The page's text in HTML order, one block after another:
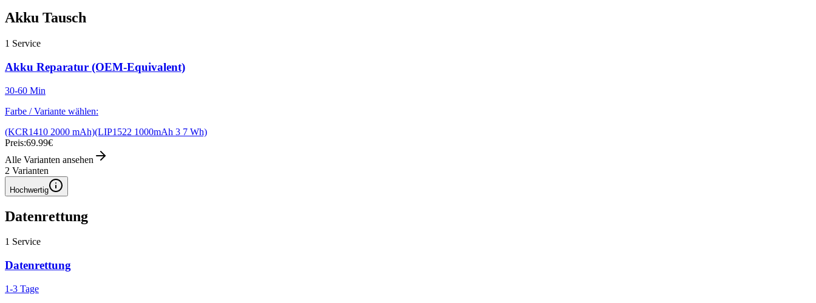
Akku Tausch
1 Service
Akku Reparatur (OEM-Equivalent)
30-60 Min
Farbe / Variante wählen:
(KCR1410 2000 mAh)(LIP1522 1000mAh 3 7 Wh)
Preis:69.99€
Alle Varianten ansehen
2 Varianten
Hochwertig
Datenrettung
1 Service
Datenrettung
1-3 Tage